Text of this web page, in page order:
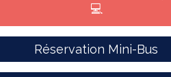
💻
Réservation Mini-Bus